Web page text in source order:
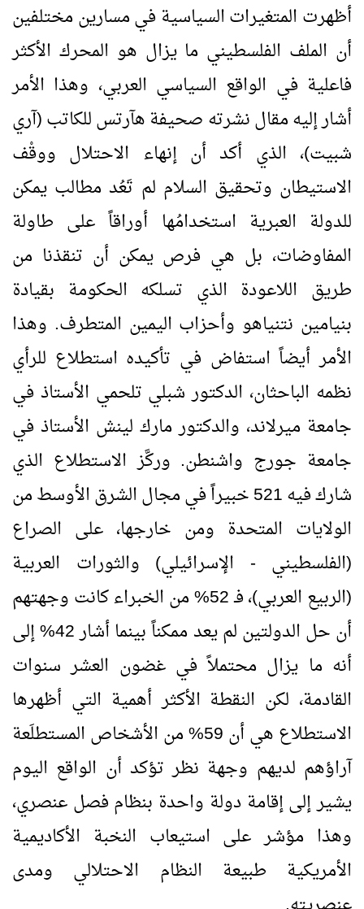
أظهرت المتغيرات السياسية في مسارين مختلفين
أن الملف الفلسطيني ما يزال هو المحرك الأكثر
فاعلية في الواقع السياسي العربي، وهذا الأمر
أشار إليه مقال نشرته صحيفة هآرتس للكاتب (آري
شبيت)، الذي أكد أن إنهاء الاحتلال ووقْف
الاستيطان وتحقيق السلام لم تَعُد مطالب يمكن
للدولة العبرية استخدامُها أوراقاً على طاولة
المفاوضات، بل هي فرص يمكن أن تنقذنا من
طريق اللاعودة الذي تسلكه الحكومة بقيادة
بنيامين نتنياهو وأحزاب اليمين المتطرف. وهذا
الأمر أيضاً استفاض في تأكيده استطلاع للرأي
نظمه الباحثان، الدكتور شبلي تلحمي الأستاذ في
جامعة ميرلاند، والدكتور مارك لينش الأستاذ في
جامعة جورج واشنطن. وركَّز الاستطلاع الذي
شارك فيه 521 خبيراً في مجال الشرق الأوسط من
الولايات المتحدة ومن خارجها، على الصراع
(الفلسطيني - الإسرائيلي) والثورات العربية
(الربيع العربي)، فـ 52% من الخبراء كانت وجهتهم
أن حل الدولتين لم يعد ممكناً بينما أشار 42% إلى
أنه ما يزال محتملاً في غضون العشر سنوات
القادمة، لكن النقطة الأكثر أهمية التي أظهرها
الاستطلاع هي أن 59% من الأشخاص المستطلَعة
آراؤهم لديهم وجهة نظر تؤكد أن الواقع اليوم
يشير إلى إقامة دولة واحدة بنظام فصل عنصري،
وهذا مؤشر على استيعاب النخبة الأكاديمية
الأمريكية طبيعة النظام الاحتلالي ومدى